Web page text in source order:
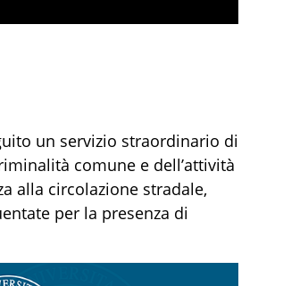
un servizio straordinario di
comune e dell’attività
alla circolazione stradale,
per la presenza di